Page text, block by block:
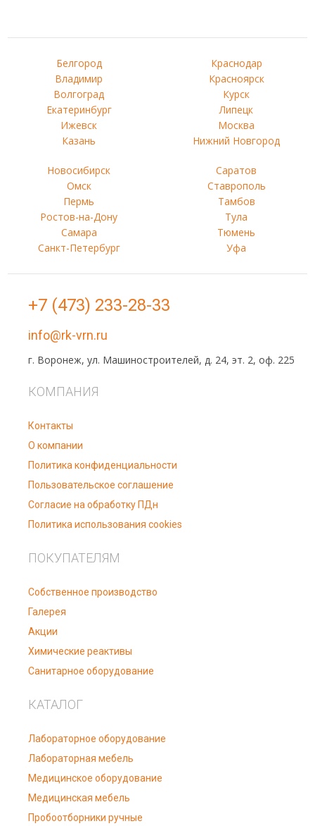
Белгород
Владимир
Волгоград
Екатеринбург
Ижевск
Казань
Краснодар
Красноярск
Курск
Липецк
Москва
Нижний Новгород
Новосибирск
Омск
Пермь
Ростов-на-Дону
Самара
Санкт-Петербург
Саратов
Ставрополь
Тамбов
Тула
Тюмень
Уфа
+7 (473) 233-28-33
info@rk-vrn.ru
г. Воронеж, ул. Машиностроителей, д. 24, эт. 2, оф. 225
КОМПАНИЯ
Контакты
О компании
Политика конфиденциальности
Пользовательское соглашение
Согласие на обработку ПДн
Политика использования cookies
ПОКУПАТЕЛЯМ
Собственное производство
Галерея
Акции
Химические реактивы
Санитарное оборудование
КАТАЛОГ
Лабораторное оборудование
Лабораторная мебель
Медицинское оборудование
Медицинская мебель
Пробоотборники ручные